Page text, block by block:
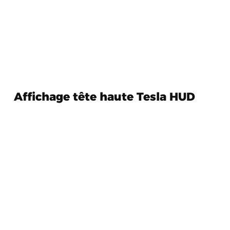
Affichage tête haute Tesla HUD